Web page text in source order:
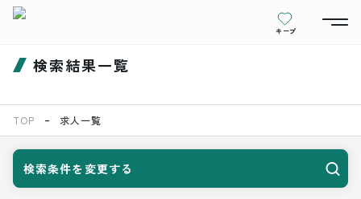
キープ
検索結果一覧
TOP 求人一覧
検索条件を変更する